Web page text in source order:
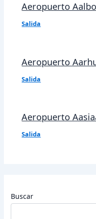
Aeropuerto
Salida
Aeropuerto
Salida
Aeropuerto
Salida
Buscar